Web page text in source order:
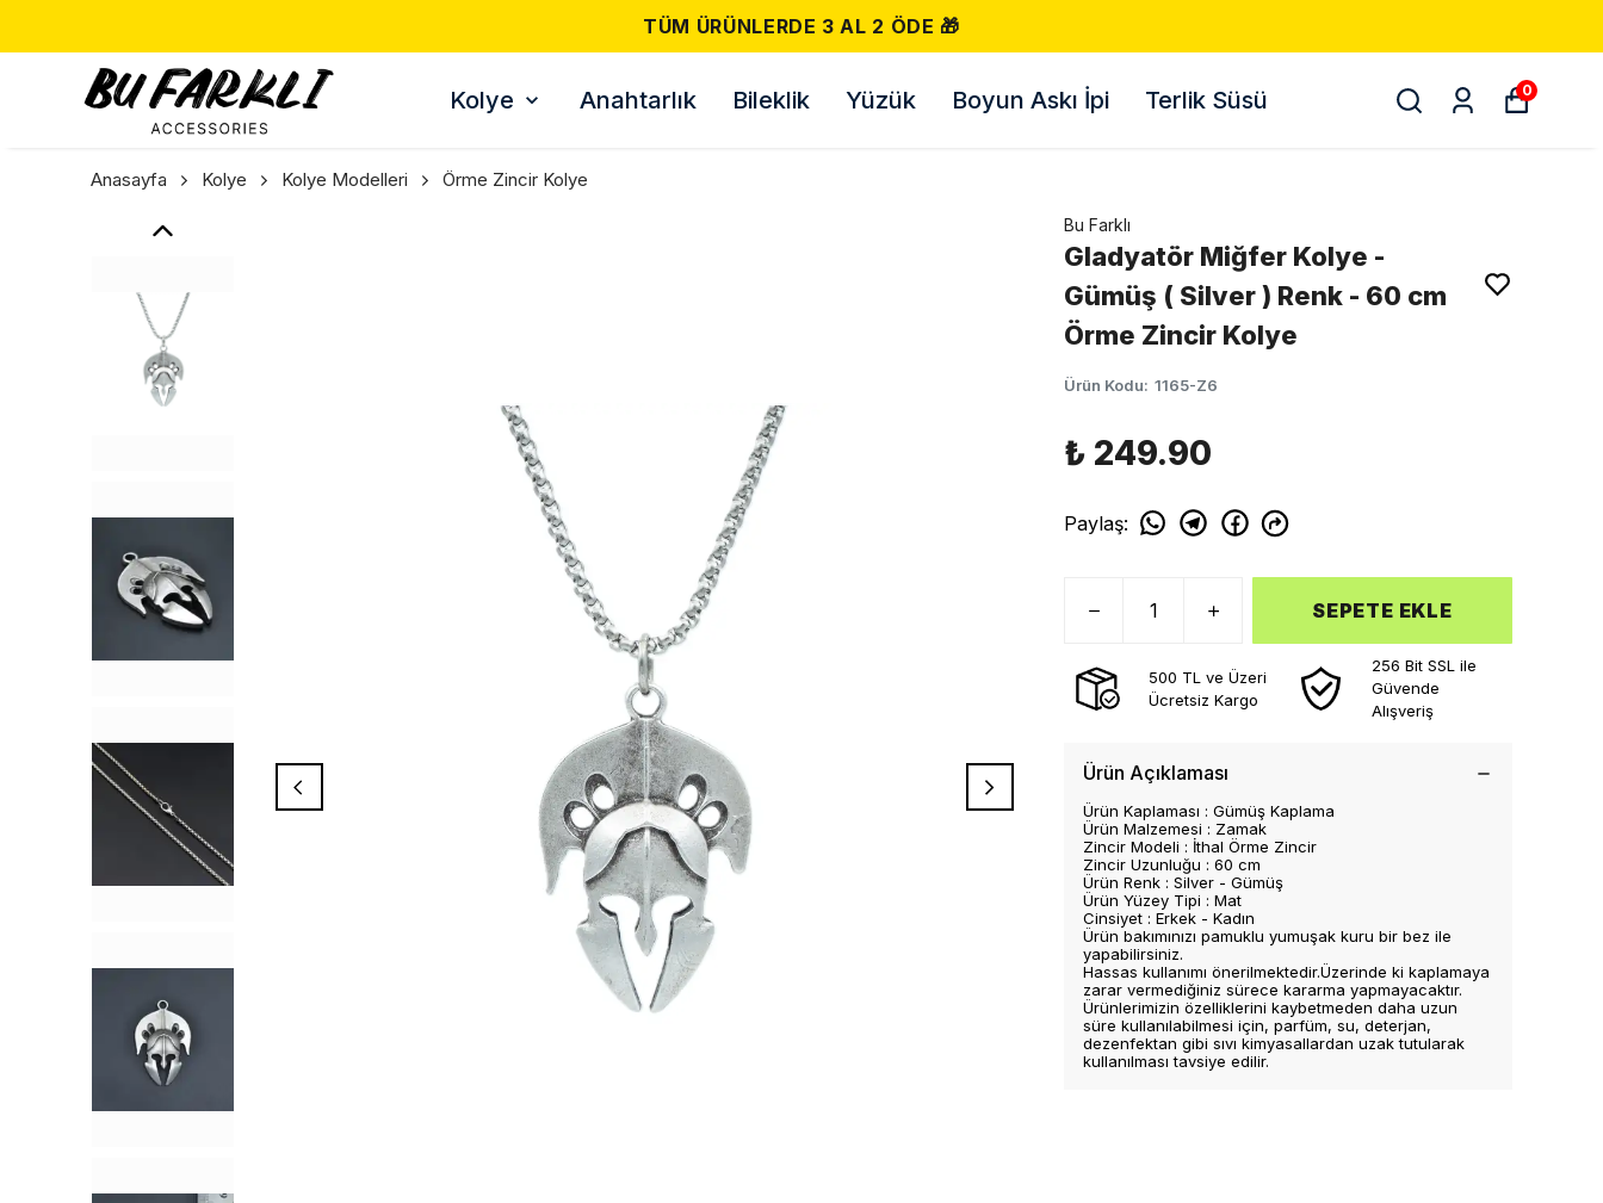
TÜM ÜRÜNLERDE 3 AL 2 ÖDE 🎁
Kolye Anahtarlık Bileklik Yüzük Boyun Askı İpi Terlik Süsü 0
Anasayfa Kolye Kolye Modelleri Örme Zincir Kolye
Bu Farklı
Gladyatör Miğfer Kolye -
Gümüş ( Silver ) Renk - 60 cm
Örme Zincir Kolye
Ürün Kodu: 1165-Z6
₺ 249.90
Paylaş:
SEPETE EKLE
500 TL ve Üzeri
Ücretsiz Kargo
256 Bit SSL ile
Güvende
Alışveriş
Ürün Açıklaması
Ürün Kaplaması : Gümüş Kaplama
Ürün Malzemesi : Zamak
Zincir Modeli : İthal Örme Zincir
Zincir Uzunluğu : 60 cm
Ürün Renk : Silver - Gümüş
Ürün Yüzey Tipi : Mat
Cinsiyet : Erkek - Kadın
Ürün bakımınızı pamuklu yumuşak kuru bir bez ile
yapabilirsiniz.
Hassas kullanımı önerilmektedir.Üzerinde ki kaplamaya
zarar vermediğiniz sürece kararma yapmayacaktır.
Ürünlerimizin özelliklerini kaybetmeden daha uzun
süre kullanılabilmesi için, parfüm, su, deterjan,
dezenfektan gibi sıvı kimyasallardan uzak tutularak
kullanılması tavsiye edilir.